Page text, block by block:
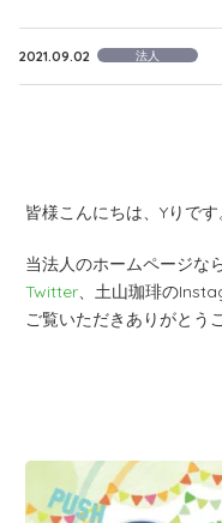
2021.09.02 法人
皆様こんにちは、Yりです
当法人のホームページな
Twitter、土山珈琲の
ご覧いただきありがとう